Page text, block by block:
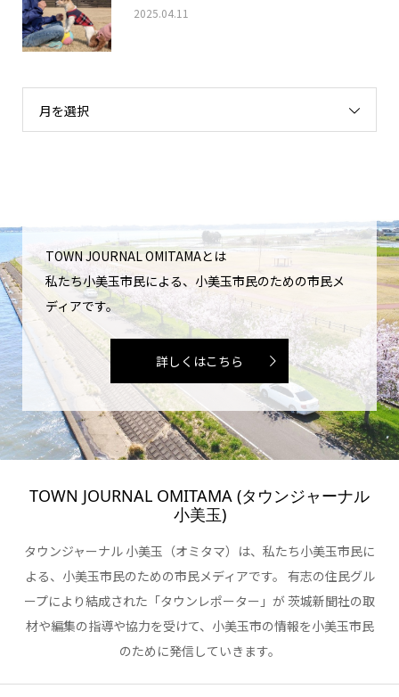
2025.04.11
月を選択
TOWN JOURNAL OMITAMAとは
私たち小美玉市民による、小美玉市民のための市民メ
ディアです。
詳しくはこちら
TOWN JOURNAL OMITAMA (タウンジャーナル
小美玉)
タウンジャーナル 小美玉（オミタマ）は、私たち小美玉市民に
よる、小美玉市民のための市民メディアです。 有志の住民グル
ープにより結成された「タウンレポーター」が 茨城新聞社の取
材や編集の指導や協力を受けて、小美玉市の情報を小美玉市民
のために発信していきます。